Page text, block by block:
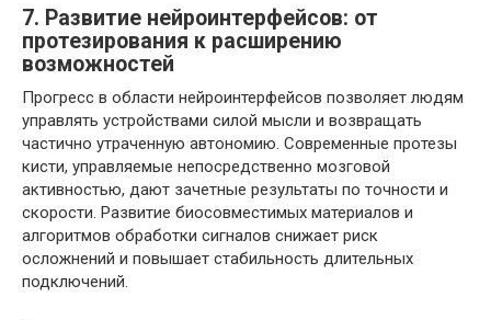
7. Развитие нейроинтерфейсов: от
протезирования к расширению
возможностей
Прогресс в области нейроинтерфейсов позволяет людям
управлять устройствами силой мысли и возвращать
частично утраченную автономию. Современные протезы
кисти, управляемые непосредственно мозговой
активностью, дают зачетные результаты по точности и
скорости. Развитие биосовместимых материалов и
алгоритмов обработки сигналов снижает риск
осложнений и повышает стабильность длительных
подключений.